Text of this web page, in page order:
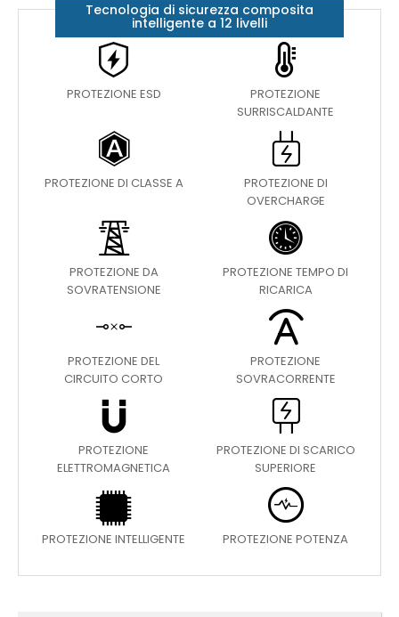
Tecnologia di sicurezza composita
intelligente a 12 livelli
PROTEZIONE ESD
PROTEZIONE
SURRISCALDANTE
PROTEZIONE DI CLASSE A
PROTEZIONE DI
OVERCHARGE
PROTEZIONE DA
SOVRATENSIONE
PROTEZIONE TEMPO DI
RICARICA
PROTEZIONE DEL
CIRCUITO CORTO
PROTEZIONE
SOVRACORRENTE
PROTEZIONE
ELETTROMAGNETICA
PROTEZIONE DI SCARICO
SUPERIORE
PROTEZIONE INTELLIGENTE PROTEZIONE POTENZA